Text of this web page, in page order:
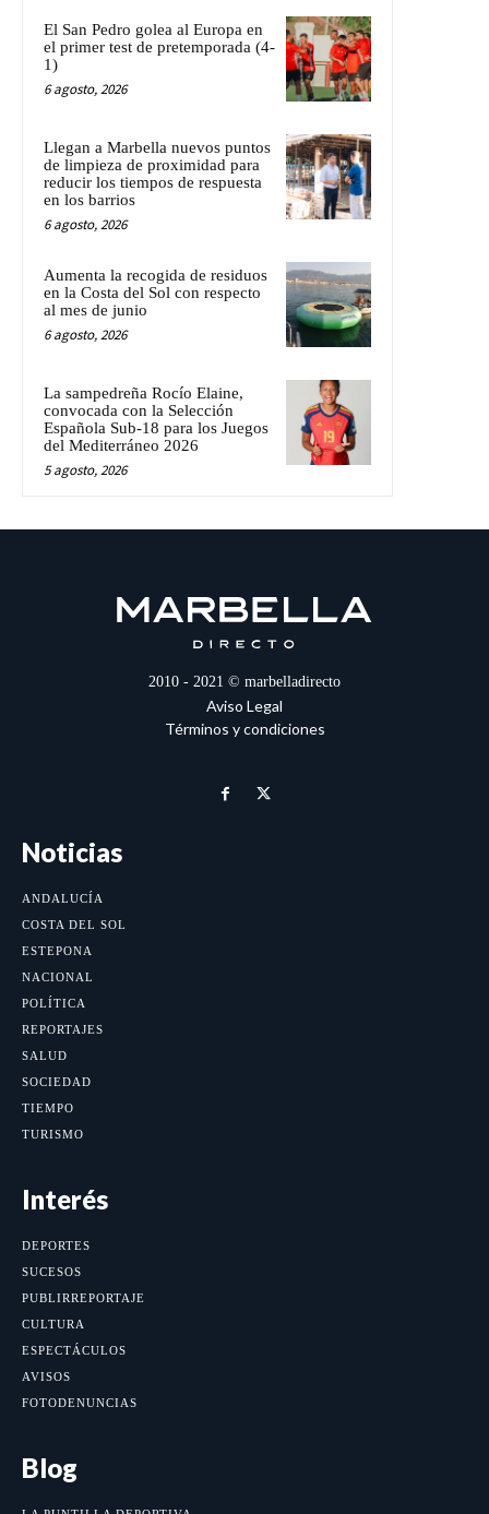
El San Pedro golea al Europa en
el primer test de pretemporada (4-
1)
6 agosto, 2026
Llegan a Marbella nuevos puntos
de limpieza de proximidad para
reducir los tiempos de respuesta
en los barrios
6 agosto, 2026
Aumenta la recogida de residuos
en la Costa del Sol con respecto
al mes de junio
6 agosto, 2026
La sampedreña Rocío Elaine,
convocada con la Selección
Española Sub-18 para los Juegos
del Mediterráneo 2026
5 agosto, 2026
2010 - 2021 © marbelladirecto
Aviso Legal
Términos y condiciones
Noticias
ANDALUCÍA
COSTA DEL SOL
ESTEPONA
NACIONAL
POLÍTICA
REPORTAJES
SALUD
SOCIEDAD
TIEMPO
TURISMO
Interés
DEPORTES
SUCESOS
PUBLIRREPORTAJE
CULTURA
ESPECTÁCULOS
AVISOS
FOTODENUNCIAS
Blog